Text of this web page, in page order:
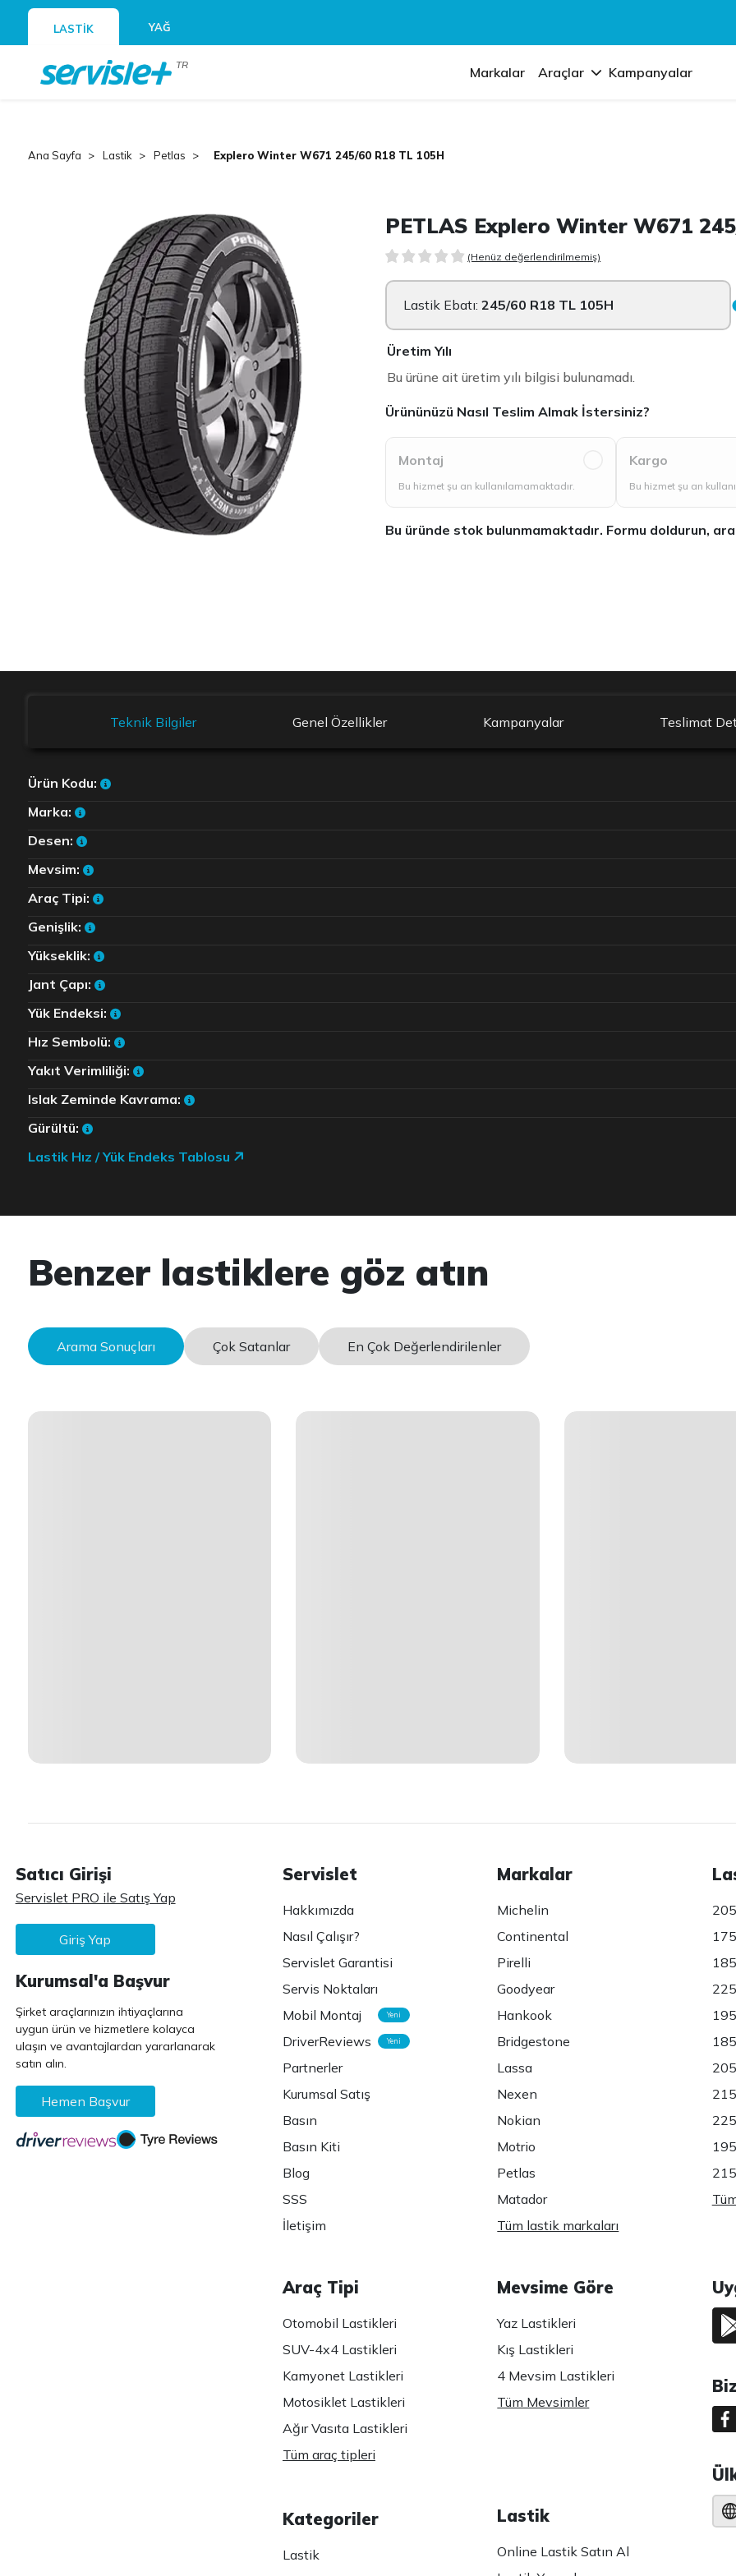
LASTİK YAĞ
TR Markalar Araçlar Kampanyalar
Ana Sayfa Lastik Petlas Explero Winter W671 245/60 R18 TL 105H
PETLAS Explero Winter W671
(Henüz değerlendirilmemiş)
Lastik Ebatı:245/60 R18 TL 105H
Üretim Yılı
Bu ürüne ait üretim yılı bilgisi bulunamadı.
Ürününüzü Nasıl Teslim Almak İstersiniz?
Montaj
Bu hizmet şu an kullanılamamaktadır.
Kargo
Bu hizmet şu an
Bu üründe stok bulunmamaktadır. Formu doldurun,
Teknik Bilgiler Genel Özellikler Kampanyalar Teslimat
Ürün Kodu:
Marka:
Desen:
Mevsim:
Araç Tipi:
Genişlik:
Yükseklik:
Jant Çapı:
Yük Endeksi:
Hız Sembolü:
Yakıt Verimliliği:
Islak Zeminde Kavrama:
Gürültü:
Lastik Hız / Yük Endeks Tablosu
Benzer lastiklere göz atın
Arama Sonuçları Çok Satanlar En Çok Değerlendirilenler
Satıcı Girişi
Servislet PRO ile Satış Yap
Giriş Yap
Kurumsal'a Başvur
Şirket araçlarınızın ihtiyaçlarına
uygun ürün ve hizmetlere kolayca
ulaşın ve avantajlardan yararlanarak
satın alın.
Hemen Başvur
Servislet
Hakkımızda
Nasıl Çalışır?
Servislet Garantisi
Servis Noktaları
Mobil Montaj
Yeni
DriverReviews Yeni
Partnerler
Kurumsal Satış
Basın
Basın Kiti
Blog
SSS
İletişim
Markalar
Michelin
Continental
Pirelli
Goodyear
Hankook
Bridgestone
Lassa
Nexen
Nokian
Motrio
Petlas
Matador
Tüm lastik markaları
Araç Tipi
Otomobil Lastikleri
SUV-4x4 Lastikleri
Kamyonet Lastikleri
Motosiklet Lastikleri
Ağır Vasıta Lastikleri
Tüm araç tipleri
Kategoriler
Lastik
Mevsime Göre
Yaz Lastikleri
Kış Lastikleri
4 Mevsim Lastikleri
Tüm Mevsimler
Lastik
Online Lastik Satın Al